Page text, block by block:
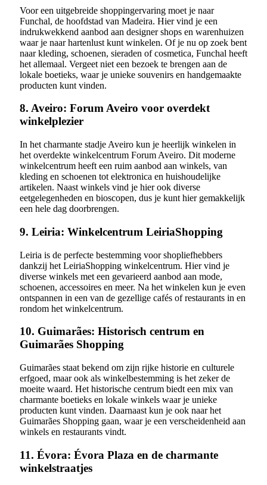
Voor een uitgebreide shoppingervaring moet je naar
Funchal, de hoofdstad van Madeira. Hier vind je een
indrukwekkend aanbod aan designer shops en warenhuizen
waar je naar hartenlust kunt winkelen. Of je nu op zoek bent
naar kleding, schoenen, sieraden of cosmetica, Funchal heeft
het allemaal. Vergeet niet een bezoek te brengen aan de
lokale boetieks, waar je unieke souvenirs en handgemaakte
producten kunt vinden.
8. Aveiro: Forum Aveiro voor overdekt
winkelplezier
In het charmante stadje Aveiro kun je heerlijk winkelen in
het overdekte winkelcentrum Forum Aveiro. Dit moderne
winkelcentrum heeft een ruim aanbod aan winkels, van
kleding en schoenen tot elektronica en huishoudelijke
artikelen. Naast winkels vind je hier ook diverse
eetgelegenheden en bioscopen, dus je kunt hier gemakkelijk
een hele dag doorbrengen.
9. Leiria: Winkelcentrum LeiriaShopping
Leiria is de perfecte bestemming voor shopliefhebbers
dankzij het LeiriaShopping winkelcentrum. Hier vind je
diverse winkels met een gevarieerd aanbod aan mode,
schoenen, accessoires en meer. Na het winkelen kun je even
ontspannen in een van de gezellige cafés of restaurants in en
rondom het winkelcentrum.
10. Guimarães: Historisch centrum en
Guimarães Shopping
Guimarães staat bekend om zijn rijke historie en culturele
erfgoed, maar ook als winkelbestemming is het zeker de
moeite waard. Het historische centrum biedt een mix van
charmante boetieks en lokale winkels waar je unieke
producten kunt vinden. Daarnaast kun je ook naar het
Guimarães Shopping gaan, waar je een verscheidenheid aan
winkels en restaurants vindt.
11. Évora: Évora Plaza en de charmante
winkelstraatjes